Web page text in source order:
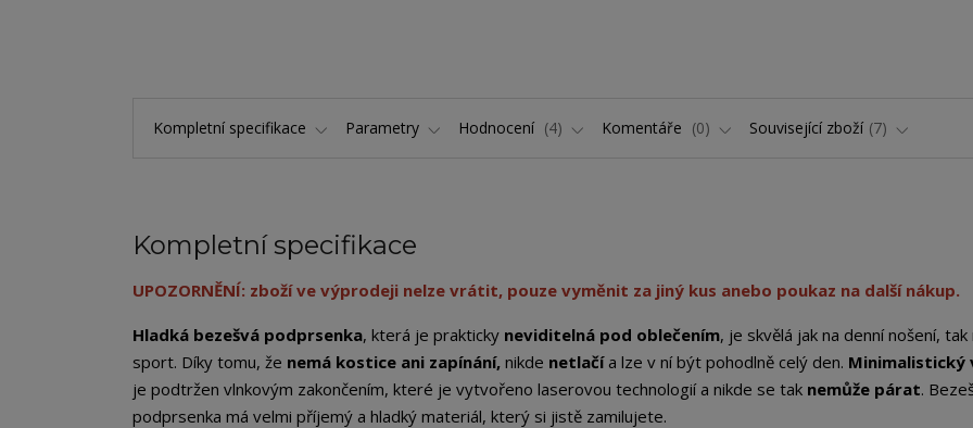
Kompletní specifikace Parametry Hodnocení 4 Komentáře 0 Související zboží 7
Kompletní specifikace
UPOZORNĚNÍ: zboží ve výprodeji nelze vrátit, pouze vyměnit za jiný kus anebo poukaz na další nákup.
Hladká bezešvá podprsenka, která je prakticky neviditelná pod oblečením, je skvělá jak na denní nošení, tak
sport. Díky tomu, že nemá kostice ani zapínání, nikde netlačía lze v ní být pohodlně celý den. Minimalistický
je podtržen vlnkovým zakončením, které je vytvořeno laserovou technologií a nikde se tak nemůže párat.
podprsenka má velmi příjemý a hladký materiál, který si jistě zamilujete.